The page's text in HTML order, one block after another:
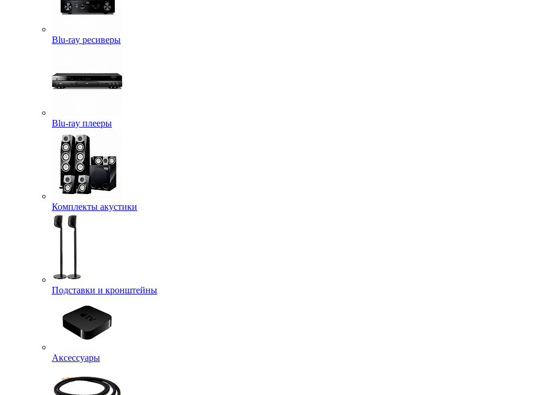
Blu-ray ресиверы
Blu-ray плееры
Комплекты акустики
Подставки и кронштейны
Аксессуары